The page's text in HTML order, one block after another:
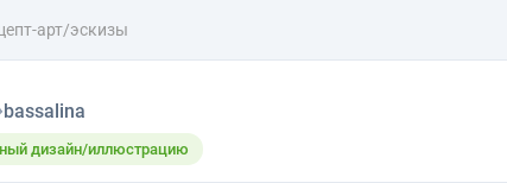
арт/эскизы
bassalina
дизайн/иллюстрацию